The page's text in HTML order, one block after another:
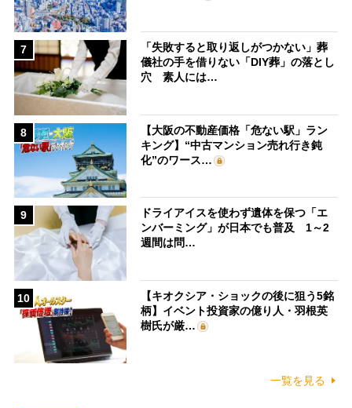
7
「失敗すると取り返しがつかない」葬
儀社の手を借りない「DIY葬」の落とし
穴 素人には…
8
【大阪の不動産価格「危ない駅」ラン
キング】“中古マンション売れ行き鈍
化”のワース…
9
ドライアイスを使わず遺体を保つ「エ
ンバーミング」が日本でも普及 1～2
週間は問…
10
【キオクシア・ショックの後に狙う5銘
柄】イベント投資家の億り人・羽根英
樹氏が厳…
一覧を見る